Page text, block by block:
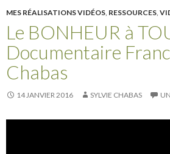
PRINCIPAL
MES RÉALISATIONS VIDÉOS, RESSOURCES,
Le BONHEUR à
Documentaire
Chabas
14 JANVIER 2016 SYLVIE CHABAS